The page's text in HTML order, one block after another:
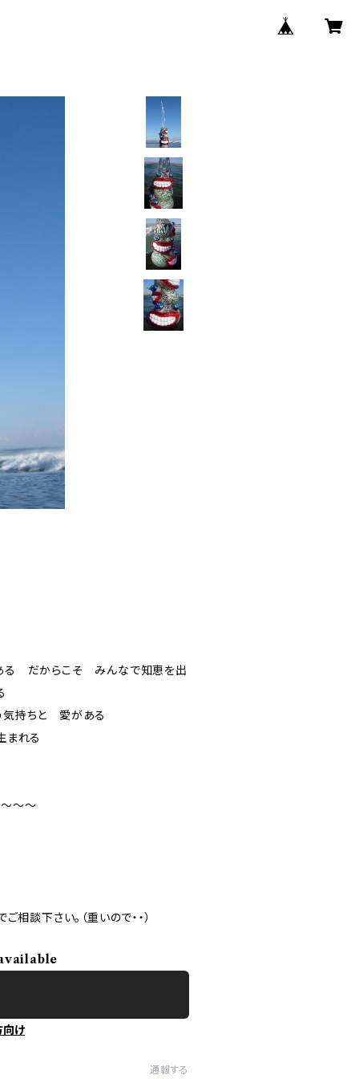
る だからこそ みんなで知恵を出
持ちと 愛がある
まれる
〜〜
談下さい。（重いので・・）
向け
通報する